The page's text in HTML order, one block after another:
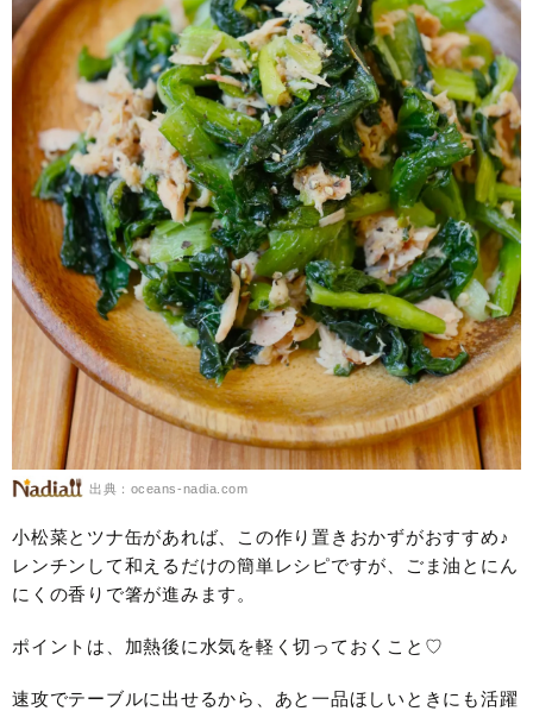
出典：oceans-nadia.com
小松菜とツナ缶があれば、この作り置きおかずがおすすめ♪
レンチンして和えるだけの簡単レシピですが、ごま油とにん
にくの香りで箸が進みます。
ポイントは、加熱後に水気を軽く切っておくこと♡
速攻でテーブルに出せるから、あと一品ほしいときにも活躍